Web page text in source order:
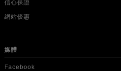
信心保證
網站優惠
媒體
Facebook